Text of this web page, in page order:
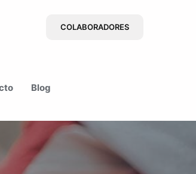
COLABORADORES
Blog